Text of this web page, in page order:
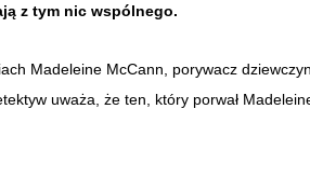
z tym nic wspólnego.
Madeleine McCann, porywacz
uważa, że ten, który porwał